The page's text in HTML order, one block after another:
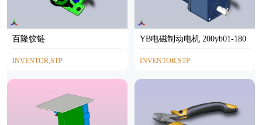
百隆铰链
INVENTOR,STP
YB电磁制动电机 200yb01-180
INVENTOR,STP